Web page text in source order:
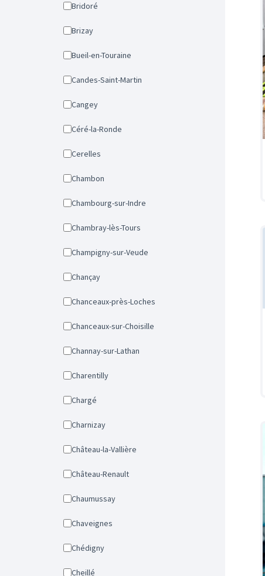
Bridoré
Brizay
Bueil-en-Touraine
Candes-Saint-Martin
Cangey
Céré-la-Ronde
Cerelles
Chambon
Chambourg-sur-Indre
Chambray-lès-Tours
Champigny-sur-Veude
Chançay
Chanceaux-près-Loches
Chanceaux-sur-Choisille
Channay-sur-Lathan
Charentilly
Chargé
Charnizay
Château-la-Vallière
Château-Renault
Chaumussay
Chaveignes
Chédigny
Cheillé